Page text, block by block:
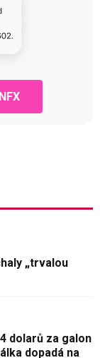
„trvalou
dolarů za galon
dopadá na